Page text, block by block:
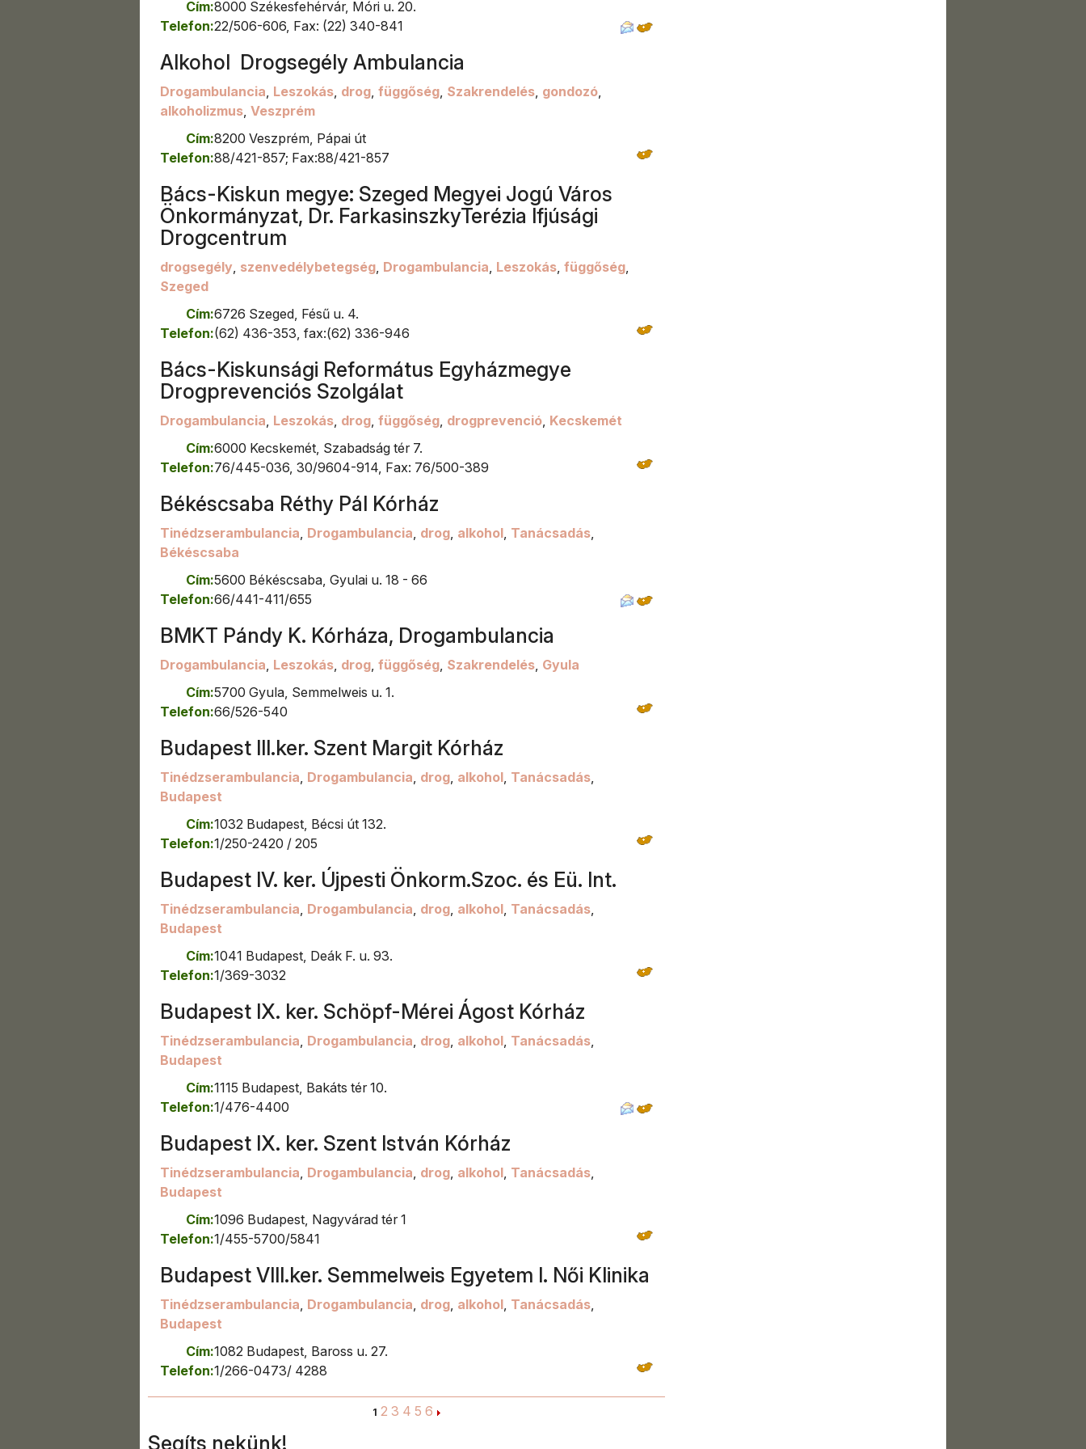
Cím:8000 Székesfehérvár, Móri u. 20.
Telefon:22/506-606, Fax: (22) 340-841
Alkohol  Drogsegély Ambulancia
Drogambulancia, Leszokás, drog, függőség, Szakrendelés, gondozó,
alkoholizmus, Veszprém
Cím:8200 Veszprém, Pápai út
Telefon:88/421-857; Fax:88/421-857
Bács-Kiskun megye: Szeged Megyei Jogú Város
Önkormányzat, Dr. FarkasinszkyTerézia Ifjúsági
Drogcentrum
drogsegély, szenvedélybetegség, Drogambulancia, Leszokás, függőség,
Szeged
Cím:6726 Szeged, Fésű u. 4.
Telefon:(62) 436-353, fax:(62) 336-946
Bács-Kiskunsági Református Egyházmegye
Drogprevenciós Szolgálat
Drogambulancia, Leszokás, drog, függőség, drogprevenció, Kecskemét
Cím:6000 Kecskemét, Szabadság tér 7.
Telefon:76/445-036, 30/9604-914, Fax: 76/500-389
Békéscsaba Réthy Pál Kórház
Tinédzserambulancia, Drogambulancia, drog, alkohol, Tanácsadás,
Békéscsaba
Cím:5600 Békéscsaba, Gyulai u. 18 - 66
Telefon:66/441-411/655
BMKT Pándy K. Kórháza, Drogambulancia
Drogambulancia, Leszokás, drog, függőség, Szakrendelés, Gyula
Cím:5700 Gyula, Semmelweis u. 1.
Telefon:66/526-540
Budapest III.ker. Szent Margit Kórház
Tinédzserambulancia, Drogambulancia, drog, alkohol, Tanácsadás,
Budapest
Cím:1032 Budapest, Bécsi út 132.
Telefon:1/250-2420 / 205
Budapest IV. ker. Újpesti Önkorm.Szoc. és Eü. Int.
Tinédzserambulancia, Drogambulancia, drog, alkohol, Tanácsadás,
Budapest
Cím:1041 Budapest, Deák F. u. 93.
Telefon:1/369-3032
Budapest IX. ker. Schöpf-Mérei Ágost Kórház
Tinédzserambulancia, Drogambulancia, drog, alkohol, Tanácsadás,
Budapest
Cím:1115 Budapest, Bakáts tér 10.
Telefon:1/476-4400
Budapest IX. ker. Szent István Kórház
Tinédzserambulancia, Drogambulancia, drog, alkohol, Tanácsadás,
Budapest
Cím:1096 Budapest, Nagyvárad tér 1
Telefon:1/455-5700/5841
Budapest VIII.ker. Semmelweis Egyetem I. Női Klinika
Tinédzserambulancia, Drogambulancia, drog, alkohol, Tanácsadás,
Budapest
Cím:1082 Budapest, Baross u. 27.
Telefon:1/266-0473/ 4288
1 2 3 4 5 6
Segíts nekünk!